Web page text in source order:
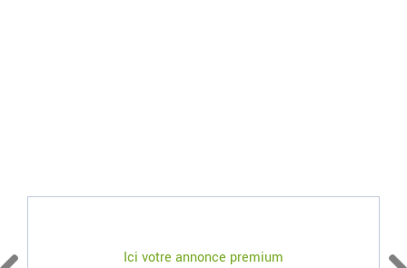
Ici votre annonce premium